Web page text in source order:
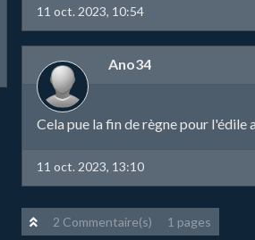
11 oct. 2023, 10:54
Ano34
Cela pue la fin de règne pour l'édile
11 oct. 2023, 13:10
2 Commentaire(s) 1 pages